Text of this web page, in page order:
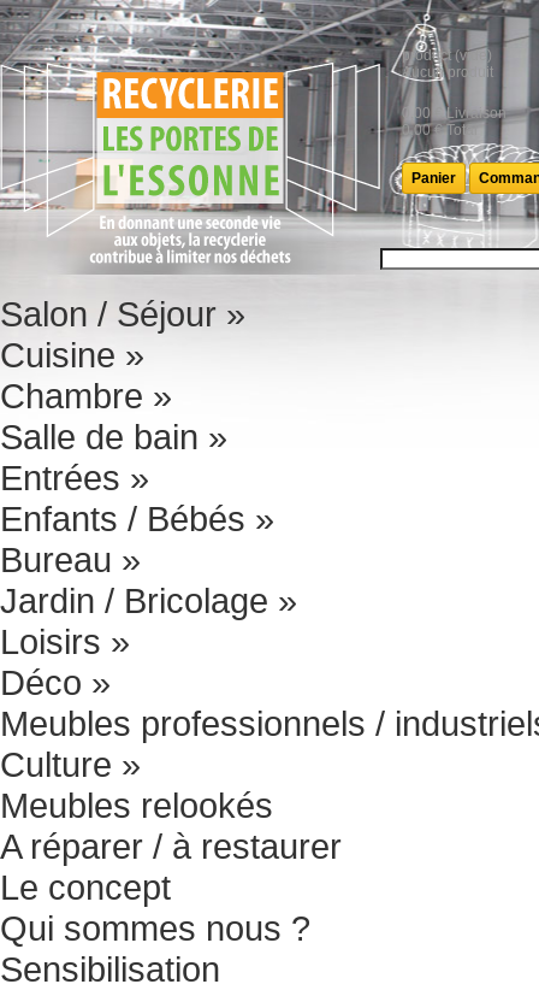
product (vide)
Aucun produit
0,00 €
Livraison
0,00 € Total
Panier
Salon / Séjour »
Cuisine »
Chambre »
Salle de bain »
Entrées »
Enfants / Bébés »
Bureau »
Jardin / Bricolage »
Loisirs »
Déco »
Meubles professionnels /
Culture »
Meubles relookés
A réparer / à restaurer
Le concept
Qui sommes nous ?
Sensibilisation